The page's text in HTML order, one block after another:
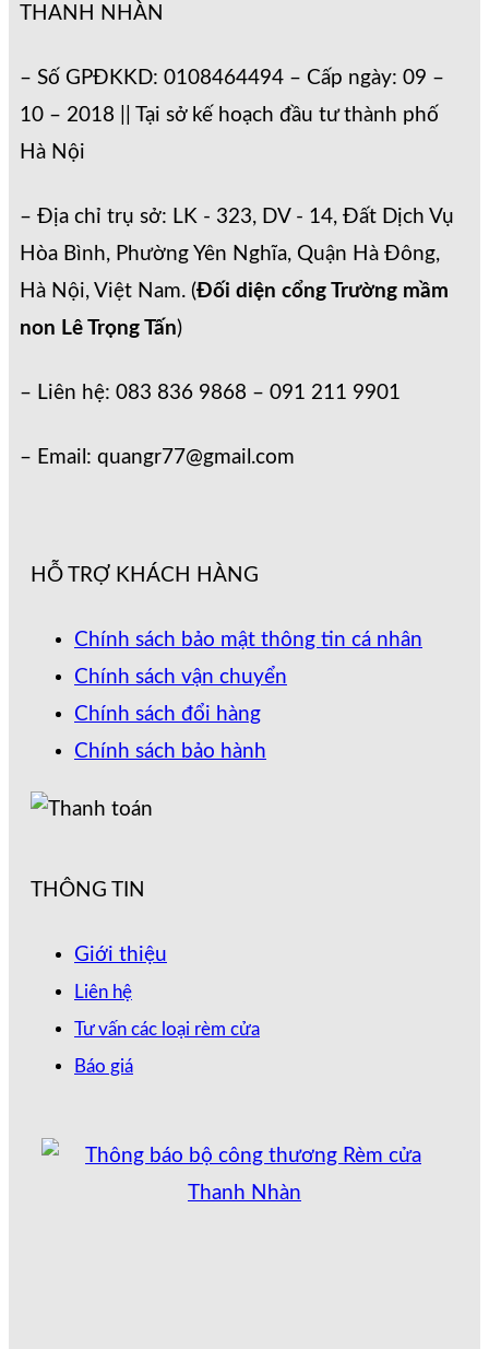
THANH NHÀN
– Số GPĐKKD: 0108464494 – Cấp ngày: 09 –
10 – 2018 || Tại sở kế hoạch đầu tư thành phố
Hà Nội
– Địa chỉ trụ sở: LK - 323, DV - 14, Đất Dịch Vụ
Hòa Bình, Phường Yên Nghĩa, Quận Hà Đông,
Hà Nội, Việt Nam. (Đối diện cổng Trường mầm
non Lê Trọng Tấn)
– Liên hệ: 083 836 9868 – 091 211 9901
– Email: quangr77@gmail.com
HỖ TRỢ KHÁCH HÀNG
Chính sách bảo mật thông tin cá nhân
Chính sách vận chuyển
Chính sách đổi hàng
Chính sách bảo hành
THÔNG TIN
Giới thiệu
Liên hệ
Tư vấn các loại rèm cửa
Báo giá